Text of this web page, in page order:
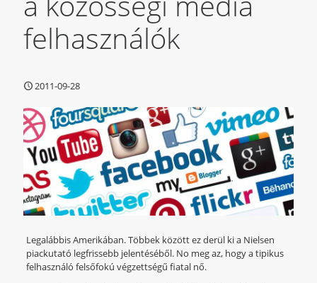
felhasználók
2011-09-28
Legalábbis Amerikában. Többek között ez derül ki a Nielsen
piackutató legfrissebb jelentéséből. No meg az, hogy a tipikus
felhasználó felsőfokú végzettségű fiatal nő.